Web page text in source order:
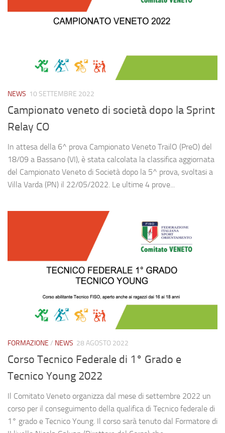
NEWS 10 SETTEMBRE 2022
Campionato veneto di società dopo la Sprint
Relay CO
In attesa della 6^ prova Campionato Veneto TrailO (PreO) del
18/09 a Bassano (VI), è stata calcolata la classifica aggiornata
del Campionato Veneto di Società dopo la 5^ prova, svoltasi a
Villa Varda (PN) il 22/05/2022. Le ultime 4 prove...
FORMAZIONE / NEWS 28 AGOSTO 2022
Corso Tecnico Federale di 1° Grado e
Tecnico Young 2022
Il Comitato Veneto organizza dal mese di settembre 2022 un
corso per il conseguimento della qualifica di Tecnico federale di
1° grado e Tecnico Young. Il corso sarà tenuto dal Formatore di